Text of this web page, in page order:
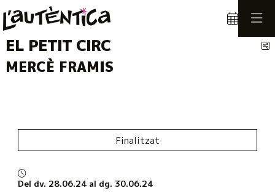
EL PETIT CIRC
MERCÈ FRAMIS
Finalitzat
Del dv. 28.06.24 al dg. 30.06.24